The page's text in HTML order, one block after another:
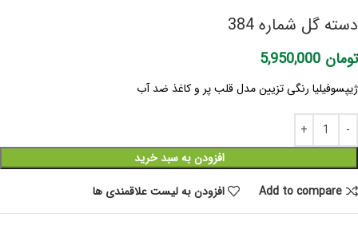
دسته گل شماره 384
تومان
ژیپسوفیلیا رنگی تزیین مدل قلب پر و کاغذ ضد آب
افزودن به سبد خرید
Add to compare
افزودن به لیست علاقمندی ها